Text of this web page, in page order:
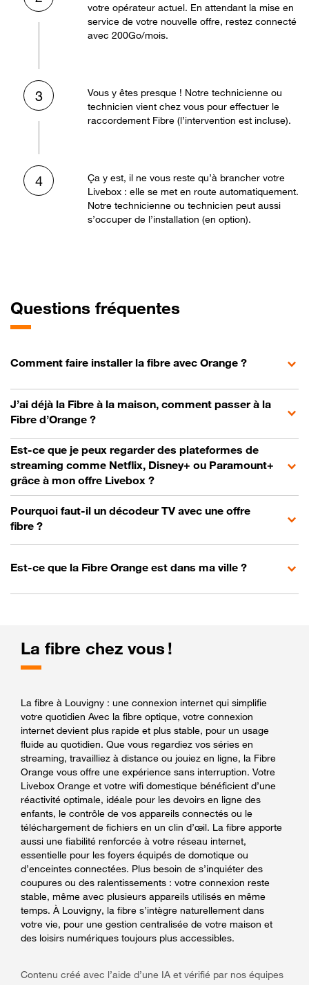
votre opérateur actuel. En attendant la mise en
service de votre nouvelle offre, restez connecté
avec 200Go/mois.
3
Vous y êtes presque ! Notre technicienne ou
technicien vient chez vous pour effectuer le
raccordement Fibre (l’intervention est incluse).
4
Ça y est, il ne vous reste qu’à brancher votre
Livebox : elle se met en route automatiquement.
Notre technicienne ou technicien peut aussi
s’occuper de l’installation (en option).
Questions fréquentes
Comment faire installer la fibre avec Orange ?
J’ai déjà la Fibre à la maison, comment passer à la
Fibre d’Orange ?
Est-ce que je peux regarder des plateformes de
streaming comme Netflix, Disney+ ou Paramount+
grâce à mon offre Livebox ?
Pourquoi faut-il un décodeur TV avec une offre
fibre ?
Est-ce que la Fibre Orange est dans ma ville ?
La fibre chez vous !
La fibre à Louvigny : une connexion internet qui simplifie
votre quotidien Avec la fibre optique, votre connexion
internet devient plus rapide et plus stable, pour un usage
fluide au quotidien. Que vous regardiez vos séries en
streaming, travailliez à distance ou jouiez en ligne, la Fibre
Orange vous offre une expérience sans interruption. Votre
Livebox Orange et votre wifi domestique bénéficient d’une
réactivité optimale, idéale pour les devoirs en ligne des
enfants, le contrôle de vos appareils connectés ou le
téléchargement de fichiers en un clin d’œil. La fibre apporte
aussi une fiabilité renforcée à votre réseau internet,
essentielle pour les foyers équipés de domotique ou
d’enceintes connectées. Plus besoin de s’inquiéter des
coupures ou des ralentissements : votre connexion reste
stable, même avec plusieurs appareils utilisés en même
temps. À Louvigny, la fibre s’intègre naturellement dans
votre vie, pour une gestion centralisée de votre maison et
des loisirs numériques toujours plus accessibles.
Contenu créé avec l’aide d’une IA et vérifié par nos équipes